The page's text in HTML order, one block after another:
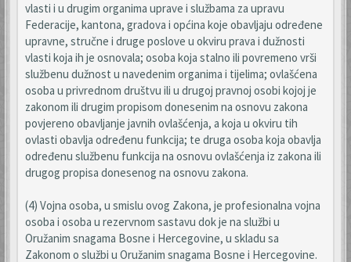
vlasti i u drugim organima uprave i službama za upravu
Federacije, kantona, gradova i općina koje obavljaju određene
upravne, stručne i druge poslove u okviru prava i dužnosti
vlasti koja ih je osnovala; osoba koja stalno ili povremeno vrši
službenu dužnost u navedenim organima i tijelima; ovlašćena
osoba u privrednom društvu ili u drugoj pravnoj osobi kojoj je
zakonom ili drugim propisom donesenim na osnovu zakona
povjereno obavljanje javnih ovlašćenja, a koja u okviru tih
ovlasti obavlja određenu funkcija; te druga osoba koja obavlja
određenu službenu funkcija na osnovu ovlašćenja iz zakona ili
drugog propisa donesenog na osnovu zakona.
(4) Vojna osoba, u smislu ovog Zakona, je profesionalna vojna
osoba i osoba u rezervnom sastavu dok je na službi u
Oružanim snagama Bosne i Hercegovine, u skladu sa
Zakonom o službi u Oružanim snagama Bosne i Hercegovine.